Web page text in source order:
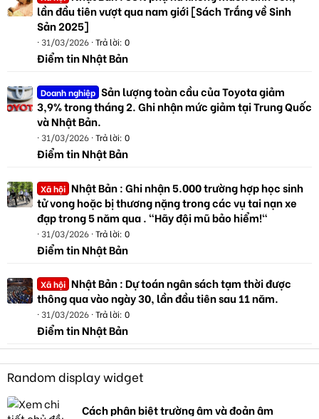
lần đầu tiên vượt qua nam giới [Sách Trắng về Sinh
Sản 2025]
31/03/2026 Trả lời: 0
Điểm tin Nhật Bản
Doanh nghiệp Sản lượng toàn cầu của Toyota giảm
3,9% trong tháng 2. Ghi nhận mức giảm tại Trung Quốc
và Nhật Bản.
31/03/2026 Trả lời: 0
Điểm tin Nhật Bản
Xã hội Nhật Bản : Ghi nhận 5.000 trường hợp học sinh
tử vong hoặc bị thương nặng trong các vụ tai nạn xe
đạp trong 5 năm qua . "Hãy đội mũ bảo hiểm!"
31/03/2026 Trả lời: 0
Điểm tin Nhật Bản
Xã hội Nhật Bản : Dự toán ngân sách tạm thời được
thông qua vào ngày 30, lần đầu tiên sau 11 năm.
31/03/2026 Trả lời: 0
Điểm tin Nhật Bản
Random display widget
Cách phân biệt trường âm và đoản âm